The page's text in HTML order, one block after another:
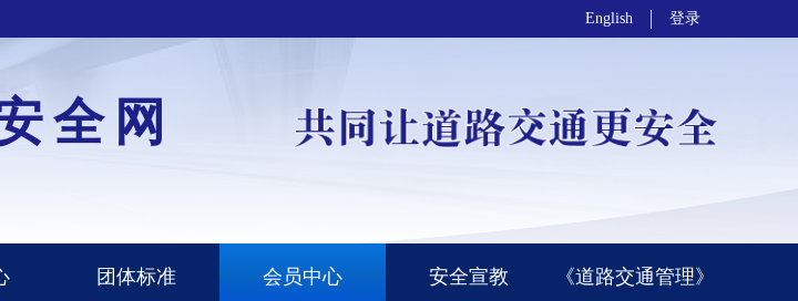
English 登录
全网
团体标准 会员中心 安全宣教 《道路交通管理》